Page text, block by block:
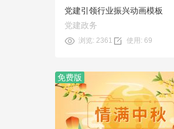
党建引领行业振兴动画模板
党建政务
浏览: 2361 使用: 69
免费版
预览